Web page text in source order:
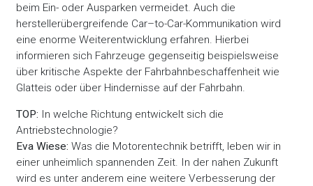
beim Ein- oder Ausparken vermeidet. Auch die
herstellerübergreifende Car–to-Car-Kommunikation wird
eine enorme Weiterentwicklung erfahren. Hierbei
informieren sich Fahrzeuge gegenseitig beispielsweise
über kritische Aspekte der Fahrbahnbeschaffenheit wie
Glatteis oder über Hindernisse auf der Fahrbahn.
TOP: In welche Richtung entwickelt sich die
Antriebstechnologie?
Eva Wiese: Was die Motorentechnik betrifft, leben wir in
einer unheimlich spannenden Zeit. In der nahen Zukunft
wird es unter anderem eine weitere Verbesserung der